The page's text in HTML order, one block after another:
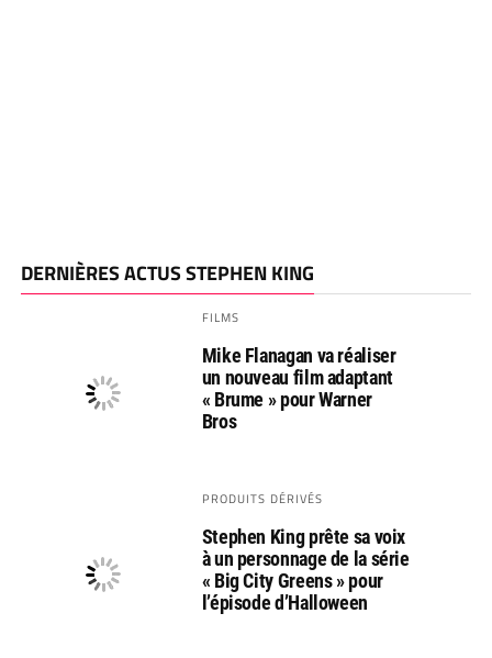
DERNIÈRES ACTUS STEPHEN KING
FILMS
Mike Flanagan va réaliser
un nouveau film adaptant
« Brume » pour Warner
Bros
PRODUITS DÉRIVÉS
Stephen King prête sa voix
à un personnage de la série
« Big City Greens » pour
l’épisode d’Halloween